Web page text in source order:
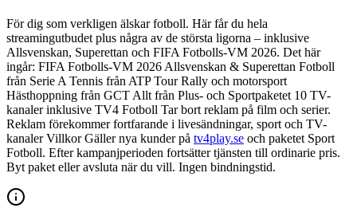
För dig som verkligen älskar fotboll. Här får du hela
streamingutbudet plus några av de största ligorna – inklusive
Allsvenskan, Superettan och FIFA Fotbolls-VM 2026. Det här
ingår: FIFA Fotbolls-VM 2026 Allsvenskan & Superettan Fotboll
från Serie A Tennis från ATP Tour Rally och motorsport
Hästhoppning från GCT Allt från Plus- och Sportpaketet 10 TV-
kanaler inklusive TV4 Fotboll Tar bort reklam på film och serier.
Reklam förekommer fortfarande i livesändningar, sport och TV-
kanaler Villkor Gäller nya kunder på tv4play.se och paketet Sport
Fotboll. Efter kampanjperioden fortsätter tjänsten till ordinarie pris.
Byt paket eller avsluta när du vill. Ingen bindningstid.